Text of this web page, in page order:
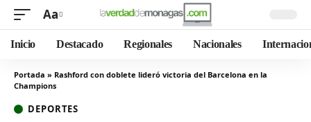
Aa
Inicio Destacado Regionales Nacionales
Portada » Rashford con doblete lideró victoria del Barcelona en la
Champions
DEPORTES